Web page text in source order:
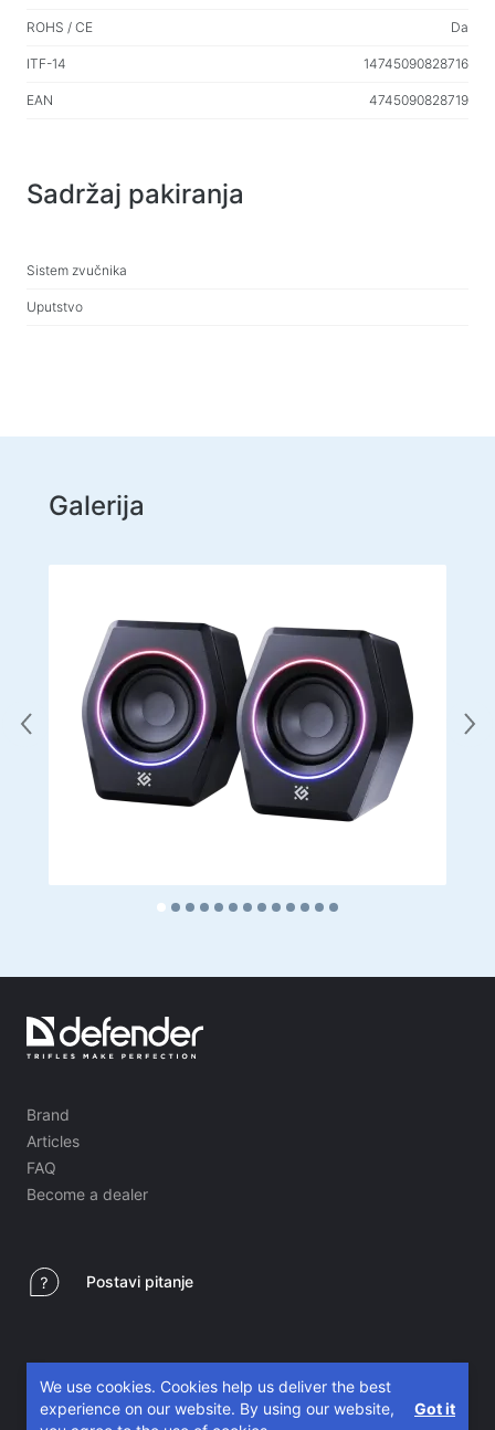
ROHS / CE Da
ITF-14 14745090828716
EAN 4745090828719
Sadržaj pakiranja
Sistem zvučnika
Uputstvo
Galerija
Brand
Articles
FAQ
Become a dealer
Postavi pitanje
We use cookies. Cookies help us deliver the best
experience on our website. By using our website,
Got it